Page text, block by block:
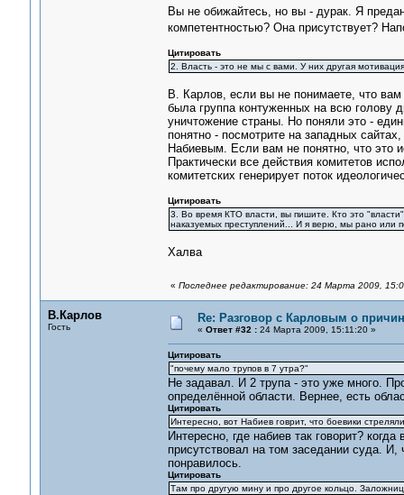
Вы не обижайтесь, но вы - дурак. Я
компетентностью? Она присутствует?
Цитировать
2. Власть - это не мы с вами. У них другая
В. Карлов, если вы не понимаете, что
была группа контуженных на всю голову
уничтожение страны. Но поняли это -
понятно - посмотрите на западных
Набиевым. Если вам не понятно, что это
Практически все действия комитетов
комитетских генерирует поток
Цитировать
3. Во время КТО власти, вы пишите. Кто это
наказуемых преступлений... И я верю, мы рано или
Халва
« Последнее редактирование: 24 Марта 2009,
В.Карлов
Гость
Re: Разговор с Карловым о
« Ответ #32 :24 Марта 2009, 15:11:20 »
Цитировать
"почему мало трупов в 7 утра?"
Не задавал. И 2 трупа - это уже много.
определённой области. Вернее, есть
Цитировать
Интересно, вот Набиев говрит, что боевики
Интересно, где набиев так говорит?
присутствовал на том заседании суда.
понравилось.
Цитировать
Там про другую мину и про другое кольцо.